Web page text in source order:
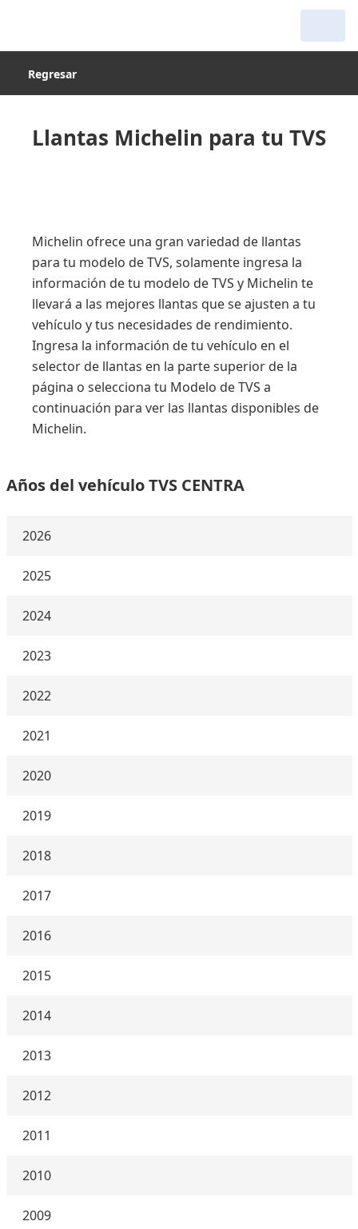
Regresar
Llantas Michelin para tu TVS
Michelin ofrece una gran variedad de llantas
para tu modelo de TVS, solamente ingresa la
información de tu modelo de TVS y Michelin te
llevará a las mejores llantas que se ajusten a tu
vehículo y tus necesidades de rendimiento.
Ingresa la información de tu vehículo en el
selector de llantas en la parte superior de la
página o selecciona tu Modelo de TVS a
continuación para ver las llantas disponibles de
Michelin.
Años del vehículo TVS CENTRA
2026
2025
2024
2023
2022
2021
2020
2019
2018
2017
2016
2015
2014
2013
2012
2011
2010
2009